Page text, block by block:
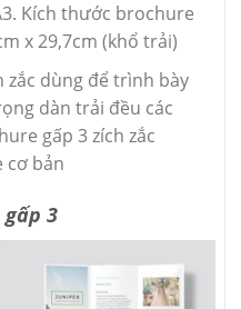
Kích thước brochure
x 29,7cm (khổ trải)
zắc dùng để trình bày
dàn trải đều các
gấp 3 zích zắc
cơ bản
3